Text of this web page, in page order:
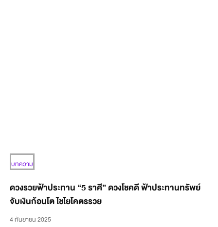
บทความ
ดวงรวยฟ้าประทาน “5 ราศี” ดวงโชคดี ฟ้าประทานทรัพย์
จับเงินก้อนโต ไชโยโคตรรวย
4 กันยายน 2025